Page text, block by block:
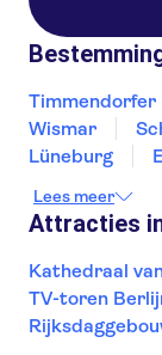
Timmendorfer
Wismar
Lüneburg
Göhren-Lebbin
Lees meer
Attracties
Kathedraal
TV-toren